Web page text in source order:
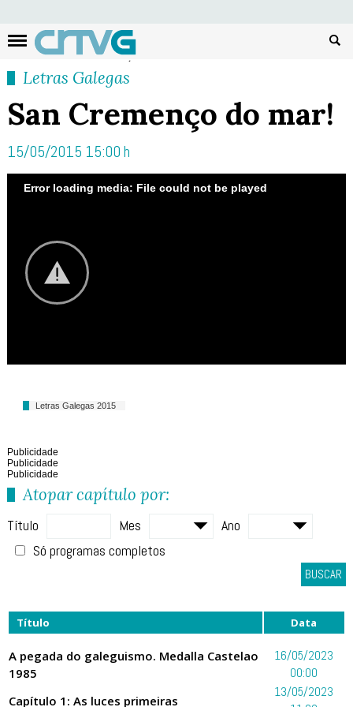
Letras Galegas
San Cremenço do mar!
15/05/2015 15:00 h
Error loading media: File could not be played
Letras Galegas 2015
Publicidade
Publicidade
Publicidade
Atopar capítulo por:
Título Mes
Ano
Só programas completos
BUSCAR
Título Data
A pegada do galeguismo. Medalla Castelao
1985
16/05/2023
00:00
Capítulo 1: As luces primeiras
13/05/2023